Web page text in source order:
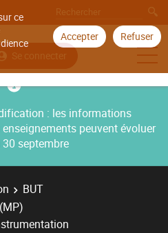
ce
Accepter Refuser
Se connecter
: les informations
peuvent évoluer
30 septembre
BUT